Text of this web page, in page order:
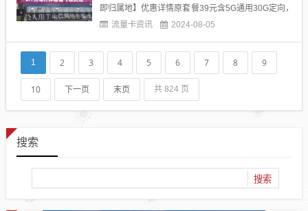
即归属地】优惠详情原套餐39元含5G通用30G定向，
首月免月租，套餐内容按天折算到账1、激活后在小
于首年29元/月。2、赠送45G通用流量...
流量卡资讯 2024-08-05
1 2 3 4 5 6 7 8 9
10 下一页 末页 共 824 页
搜索